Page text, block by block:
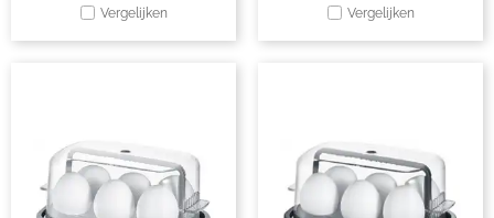
Vergelijken Vergelijken